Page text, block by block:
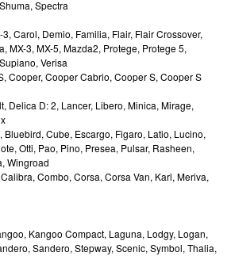
Spectra
Carol, Demio, Familia, Flair, Flair Crossover,
MX-3, MX-5, Mazda2, Protege, Protege 5,
Verisa
Cooper, Cooper Cabrio, Cooper S, Cooper S
Delica D: 2, Lancer, Libero, Minica, Mirage,
Bluebird, Cube, Escargo, Figaro, Latio, Lucino,
Otti, Pao, Pino, Presea, Pulsar, Rasheen,
Wingroad
Combo, Corsa, Corsa Van, Karl, Meriva,
Kangoo Compact, Laguna, Lodgy, Logan,
Sandero, Stepway, Scenic, Symbol, Thalia,